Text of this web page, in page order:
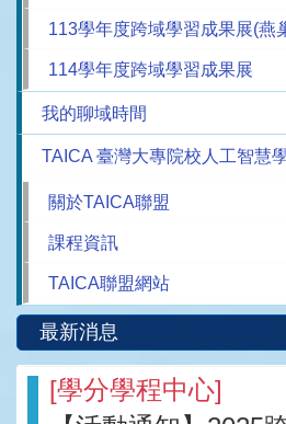
113學年度跨域學習成果展(燕
114學年度跨域學習成果展
我的聊域時間
TAICA 臺灣大專院校人工智慧
關於TAICA聯盟
課程資訊
TAICA聯盟網站
最新消息
[學分學程中心]